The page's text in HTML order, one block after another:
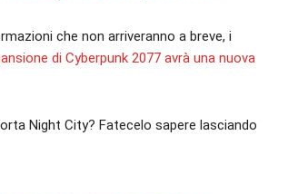
che non arriveranno a breve, i
di Cyberpunk 2077 avrà una nuova
Night City? Fatecelo sapere lasciando